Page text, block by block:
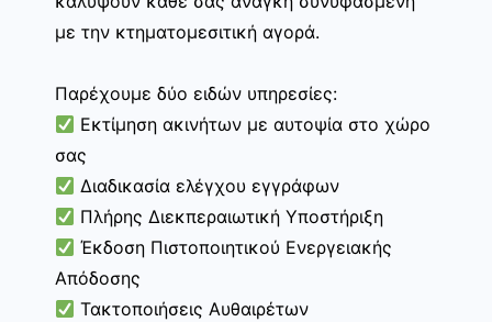
με την κτηματομεσιτική αγορά.
Παρέχουμε δύο ειδών υπηρεσίες:
Εκτίμηση ακινήτων με αυτοψία στο χώρο
σας
Διαδικασία ελέγχου εγγράφων
Πλήρης Διεκπεραιωτική Υποστήριξη
Έκδοση Πιστοποιητικού Ενεργειακής
Απόδοσης
Τακτοποιήσεις Αυθαιρέτων